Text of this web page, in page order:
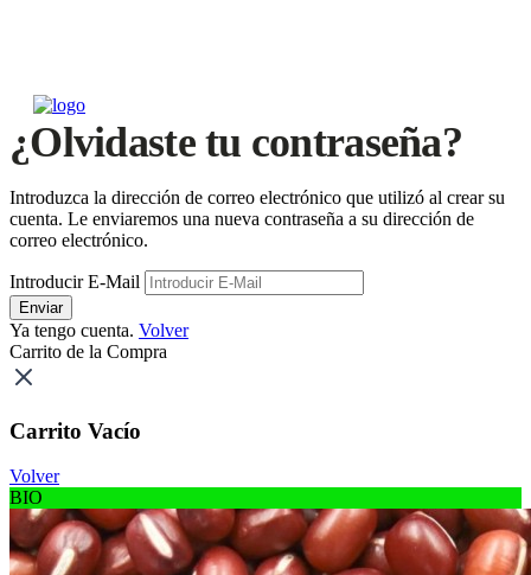
¿Olvidaste tu contraseña?
Introduzca la dirección de correo electrónico que utilizó al crear su
cuenta. Le enviaremos una nueva contraseña a su dirección de
correo electrónico.
Introducir E-Mail
Enviar
Ya tengo cuenta. Volver
Carrito de la Compra
Carrito Vacío
Volver
BIO